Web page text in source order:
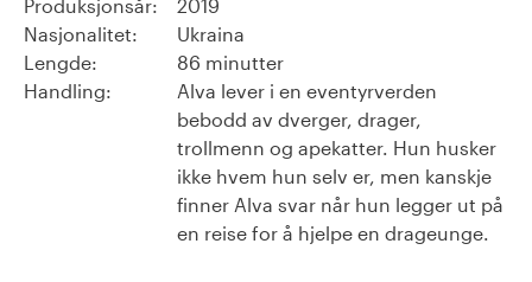
Produksjonsår:
2019
Nasjonalitet:
Ukraina
Lengde:
86 minutter
Handling:
Alva lever i en eventyrverden
bebodd av dverger, drager,
trollmenn og apekatter. Hun husker
ikke hvem hun selv er, men kanskje
finner Alva svar når hun legger ut på
en reise for å hjelpe en drageunge.